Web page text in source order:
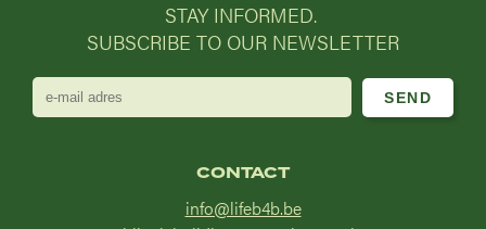
STAY INFORMED.
SUBSCRIBE TO OUR NEWSLETTER
e-
mail
CONTACT
info@lifeb4b.be